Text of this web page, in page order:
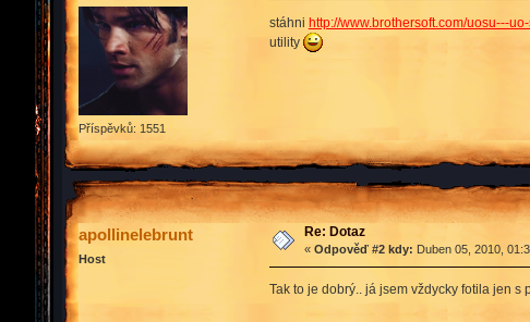
Příspěvků: 1551
stáhni http://www.brothersoft.com/uosu---
utility
apollinelebrunt
Host
Re: Dotaz
« Odpověď #2 kdy: Duben 05, 2010,
Tak to je dobrý.. já jsem vždycky fotila jen